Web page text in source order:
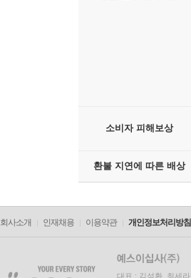
소비자 피해보상
환불 지연에 따른 배상
회사소개 인재채용 이용약관 개인정보처리방침
대표 : 김석환, 최세라